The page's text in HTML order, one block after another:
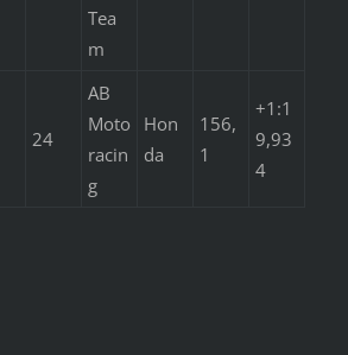
Tea
m
24
AB
Moto
racin
g
Hon
da
156,
1
+1:1
9,93
4